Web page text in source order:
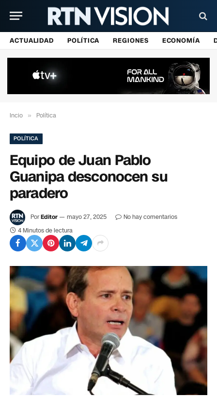
ACTUALIDAD POLÍTICA REGIONES ECONOMÍA
Incio » Política
POLÍTICA
Equipo de Juan Pablo
Guanipa desconocen su
paradero
PorEditor mayo 27, 2025
No hay comentarios
4 Minutos de lectura